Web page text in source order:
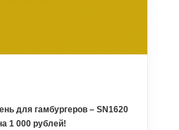
для гамбургеров – SN1620
1 000 рублей!